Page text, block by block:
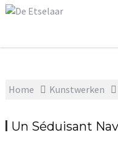
Skip
Home Kunstwerken
Un Séduisant